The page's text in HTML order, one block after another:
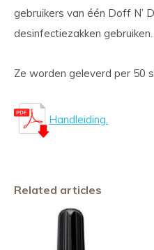
gebruikers van één Doff N’
desinfectiezakken gebruiken.
Ze worden geleverd per 50
Handleiding.
Related articles